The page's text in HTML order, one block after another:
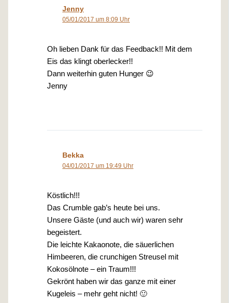
Jenny
05/01/2017 um 8:09 Uhr
Oh lieben Dank für das Feedback!! Mit dem
Eis das klingt oberlecker!!
Dann weiterhin guten Hunger 😉
Jenny
Bekka
04/01/2017 um 19:49 Uhr
Köstlich!!!
Das Crumble gab’s heute bei uns.
Unsere Gäste (und auch wir) waren sehr
begeistert.
Die leichte Kakaonote, die säuerlichen
Himbeeren, die crunchigen Streusel mit
Kokosölnote – ein Traum!!!
Gekrönt haben wir das ganze mit einer
Kugeleis – mehr geht nicht! 🙂